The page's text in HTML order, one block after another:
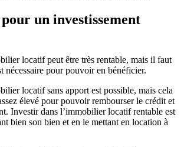
un investissement
locatif peut être très rentable, mais il faut
nécessaire pour pouvoir en bénéficier.
locatif sans apport est possible, mais cela
élevé pour pouvoir rembourser le crédit et
Investir dans l’immobilier locatif rentable est
bien son bien et en le mettant en location à